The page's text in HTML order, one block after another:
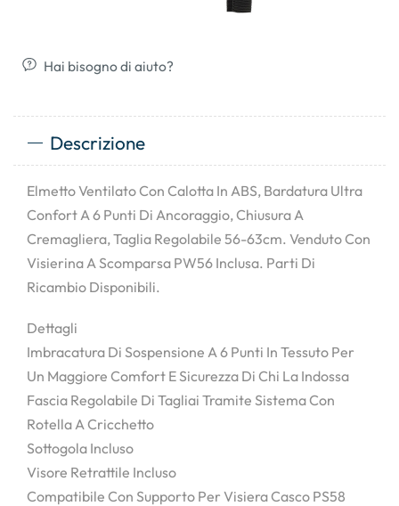
Hai bisogno di aiuto?
Descrizione
Elmetto Ventilato Con Calotta In ABS, Bardatura Ultra
Confort A 6 Punti Di Ancoraggio, Chiusura A
Cremagliera, Taglia Regolabile 56-63cm. Venduto Con
Visierina A Scomparsa PW56 Inclusa. Parti Di
Ricambio Disponibili.
Dettagli
Imbracatura Di Sospensione A 6 Punti In Tessuto Per
Un Maggiore Comfort E Sicurezza Di Chi La Indossa
Fascia Regolabile Di Tagliai Tramite Sistema Con
Rotella A Cricchetto
Sottogola Incluso
Visore Retrattile Incluso
Compatibile Con Supporto Per Visiera Casco PS58